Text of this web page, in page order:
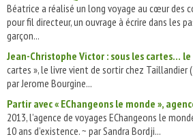
Béatrice a réalisé un long voyage au cœur des
pour fil directeur, un ouvrage à écrire dans les
garçon...
Jean-Christophe Victor : sous les cartes…
cartes », le livre vient de sortir chez Taillandier
par Jerome Bourgine...
Partir avec « EChangeons le monde »,
2013, l’agence de voyages EChangeons le
10 ans d’existence. ~ par Sandra Bordji...